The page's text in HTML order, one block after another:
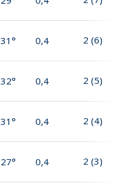
31° 0,4 2 (6)
32° 0,4 2 (5)
31° 0,4 2 (4)
27° 0,4 2 (3)